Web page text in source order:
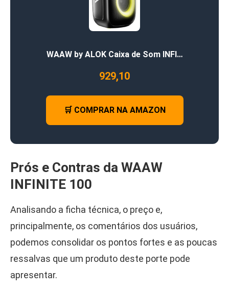
WAAW by ALOK Caixa de Som INFI…
929,10
🛒 COMPRAR NA AMAZON
Prós e Contras da WAAW
INFINITE 100
Analisando a ficha técnica, o preço e,
principalmente, os comentários dos usuários,
podemos consolidar os pontos fortes e as poucas
ressalvas que um produto deste porte pode
apresentar.